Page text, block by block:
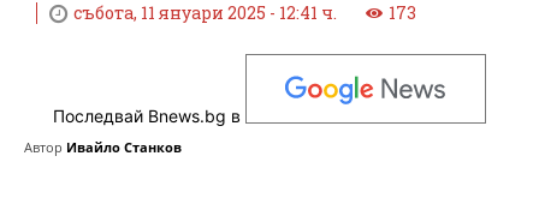
събота, 11 януари 2025 - 12:41 ч. 173
Последвай Bnews.bg в
Автор Ивайло Станков